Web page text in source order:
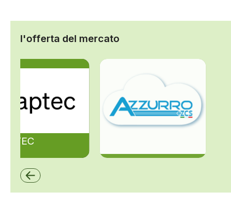
l'offerta del mercato
ZCS Azzurro